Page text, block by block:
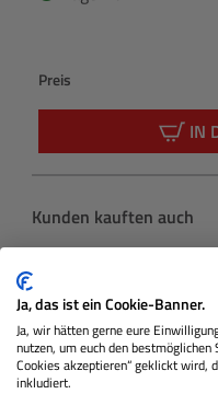
Preis
IN
Produktgalerie
Kunden kauften auch
Ja, das ist ein Cookie-Banner.
Ja, wir hätten gerne eure
nutzen, um euch den
Cookies akzeptieren“ geklickt wird,
inkludiert.